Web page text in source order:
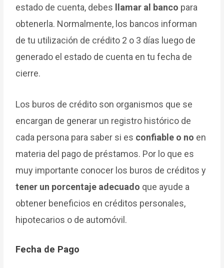
estado de cuenta, debes
llamar al banco para
obtenerla. Normalmente, los bancos informan
de tu utilización de crédito 2 o 3 días luego de
generado el estado de cuenta en tu fecha de
cierre.
Los buros de crédito son organismos que se
encargan de generar un registro histórico de
cada persona para saber si es confiable o no en
materia del pago de préstamos. Por lo que es
muy importante conocer los buros de créditos y
tener un porcentaje adecuado que ayude a
obtener beneficios en créditos personales,
hipotecarios o de automóvil.
Fecha de Pago